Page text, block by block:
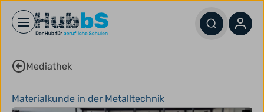
Open main menu
Mediathek
Materialkunde in der Metalltechnik